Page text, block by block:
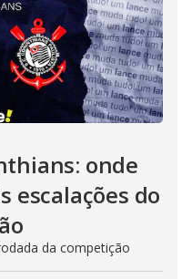
onde
escalações do
da competição